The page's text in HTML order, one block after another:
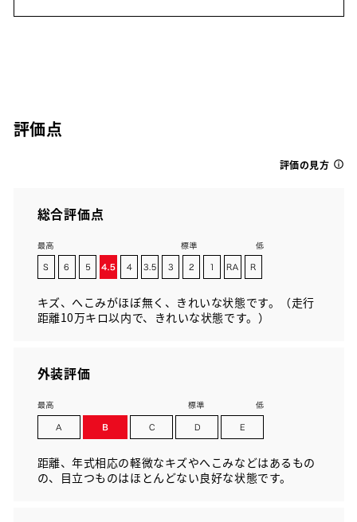
評価点
評価の見方
総合評価点
キズ、へこみがほぼ無く、きれいな状態です。（走行
距離10万キロ以内で、きれいな状態です。）
外装評価
距離、年式相応の軽微なキズやへこみなどはあるもの
の、目立つものはほとんどない良好な状態です。